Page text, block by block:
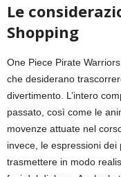
Le
Shopping
One Piece Pirate
che desiderano
divertimento. L’intero
passato, così come le
movenze attuate nel
invece, le espressioni
trasmettere in modo